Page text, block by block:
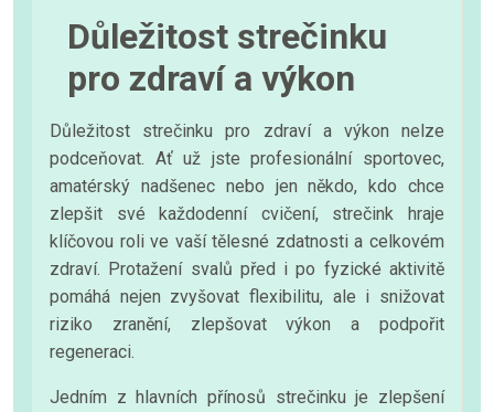
Důležitost strečinku
pro zdraví a výkon
Důležitost strečinku pro zdraví a výkon nelze
podceňovat. Ať už jste profesionální sportovec,
amatérský nadšenec nebo jen někdo, kdo chce
zlepšit své každodenní cvičení, strečink hraje
klíčovou roli ve vaší tělesné zdatnosti a celkovém
zdraví. Protažení svalů před i po fyzické aktivitě
pomáhá nejen zvyšovat flexibilitu, ale i snižovat
riziko zranění, zlepšovat výkon a podpořit
regeneraci.
Jedním z hlavních přínosů strečinku je zlepšení